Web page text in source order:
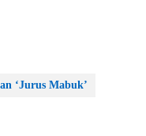
‘Jurus Mabuk’